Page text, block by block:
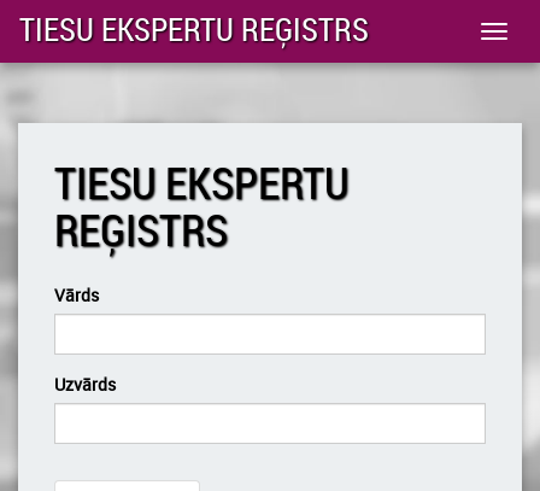
TIESU EKSPERTU REĢISTRS
TIESU EKSPERTU
REĢISTRS
Vārds
Uzvārds